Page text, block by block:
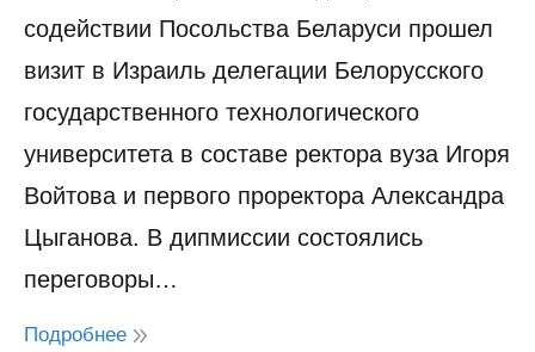
содействии Посольства Беларуси прошел
визит в Израиль делегации Белорусского
государственного технологического
университета в составе ректора вуза Игоря
Войтова и первого проректора Александра
Цыганова. В дипмиссии состоялись
переговоры…
Подробнее